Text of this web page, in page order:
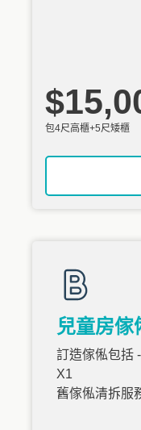
包4尺高櫃+5尺矮櫃
兒童房傢
訂造傢俬包括
X1
舊傢俬清拆服